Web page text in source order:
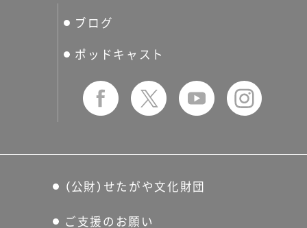
せたおん
友の会
ブログ
ポッドキャスト
（公財）せたがや文化財団
ご支援のお願い